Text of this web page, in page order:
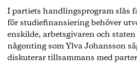
I partiets handlingsprogram slås
för studiefinansiering behöver
enskilde, arbetsgivaren och
någonting som Ylva Johansson
diskuterar tillsammans med